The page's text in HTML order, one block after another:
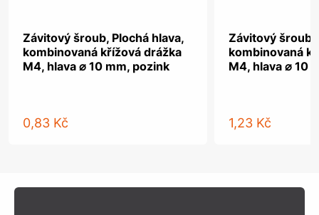
Závitový šroub, Plochá hlava,
kombinovaná křížová drážka
M4, hlava ⌀ 10 mm, pozink
0,83 Kč
Závitový šroub,
kombinovaná
M4, hlava ⌀ 10
1,23 Kč